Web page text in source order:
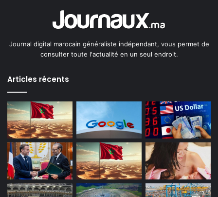
Journal digital marocain généraliste indépendant, vous permet de
consulter toute l'actualité en un seul endroit.
Articles récents